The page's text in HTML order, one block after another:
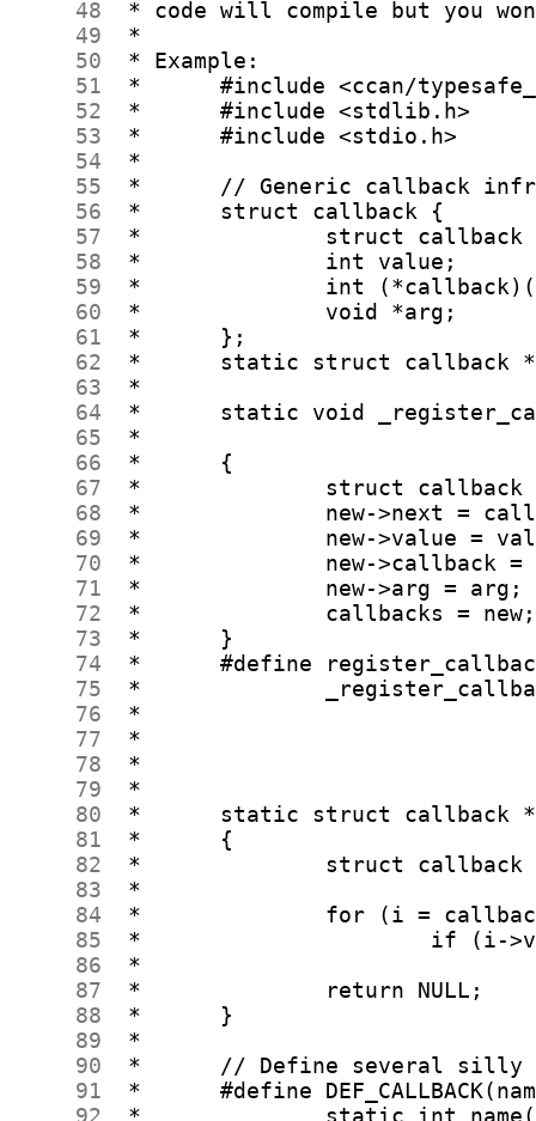
     48
     49
     50
     51
     52
     53
     54
     55
     56
     57
     58
     59
     60
     61
     62
     63
     64
     65
     66
     67
     68
     69
     70
     71
     72
     73
     74
     75
     76
     77
     78
     79
     80
     81
     82
     83
     84
     85
     86
     87
     88
     89
     90
     91
     92